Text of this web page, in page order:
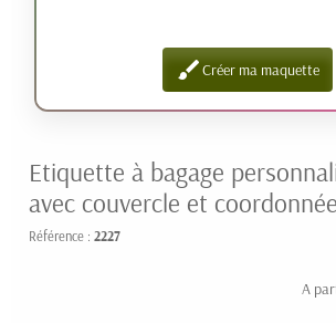
brushCréer ma maquette
Etiquette à bagage
avec couvercle et
Référence : 2227
A